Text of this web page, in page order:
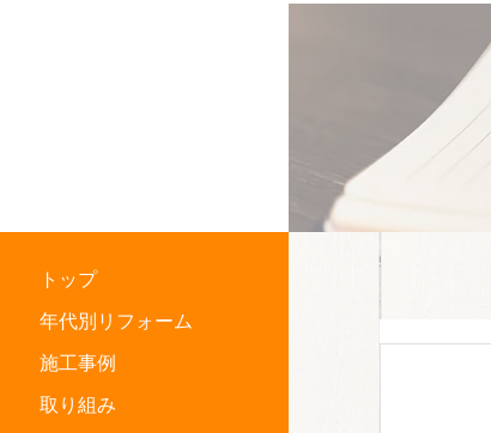
トップ
年代別リフォーム
施工事例
取り組み